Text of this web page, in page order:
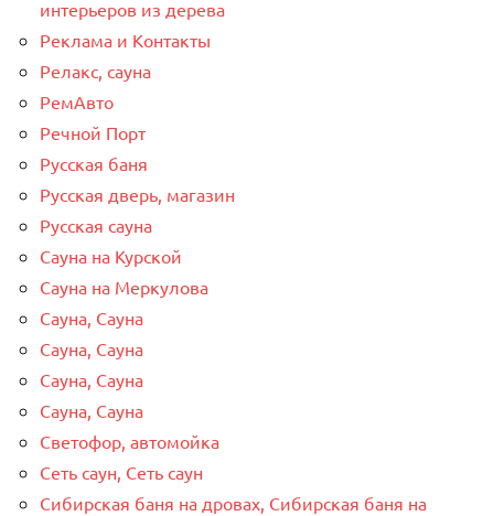
интерьеров из дерева
Реклама и Контакты
Релакс, сауна
РемАвто
Речной Порт
Русская баня
Русская дверь, магазин
Русская сауна
Сауна на Курской
Сауна на Меркулова
Сауна, Сауна
Сауна, Сауна
Сауна, Сауна
Сауна, Сауна
Светофор, автомойка
Сеть саун, Сеть саун
Сибирская баня на дровах, Сибирская баня на